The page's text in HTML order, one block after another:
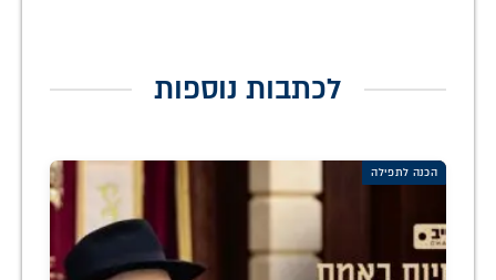
לכתבות נוספות
הכנה לתפילה